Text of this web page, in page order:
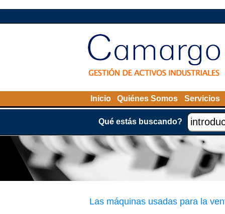
Inicio Quiénes Somos Servicios
Qué estás buscando?
Las máquinas usadas para la